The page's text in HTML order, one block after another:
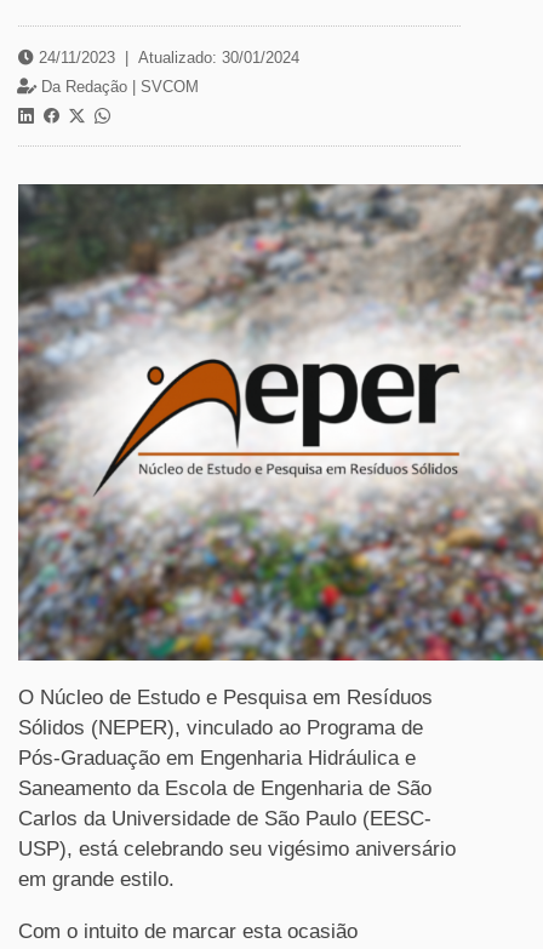
24/11/2023
Atualizado: 30/01/2024
Da Redação | SVCOM
O Núcleo de Estudo e Pesquisa em Resíduos
Sólidos (NEPER), vinculado ao Programa de
Pós-Graduação em Engenharia Hidráulica e
Saneamento da Escola de Engenharia de São
Carlos da Universidade de São Paulo (EESC-
USP), está celebrando seu vigésimo aniversário
em grande estilo.
Com o intuito de marcar esta ocasião